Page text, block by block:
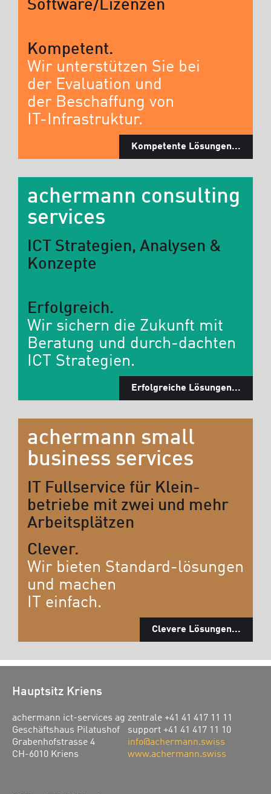
Software/Lizenzen
Kompetent.
Wir unterstützen Sie bei
der Evaluation und
der Beschaffung von
IT-Infrastruktur.
Kompetente Lösungen...
achermann consulting
services
ICT Strategien, Analysen &
Konzepte
Erfolgreich.
Wir sichern die Zukunft mit
Beratung und durch-dachten
ICT Strategien.
Erfolgreiche Lösungen...
achermann small
business services
IT Fullservice für Klein-
betriebe mit zwei und mehr
Arbeitsplätzen
Clever.
Wir bieten Standard-lösungen
und machen
IT einfach.
Clevere Lösungen...
Hauptsitz Kriens
achermann ict-services ag
Geschäftshaus Pilatushof
Grabenhofstrasse 4
CH-6010 Kriens
zentrale +41 41 417 11 11
support +41 41 417 11 10
info@achermann.swiss
www.achermann.swiss